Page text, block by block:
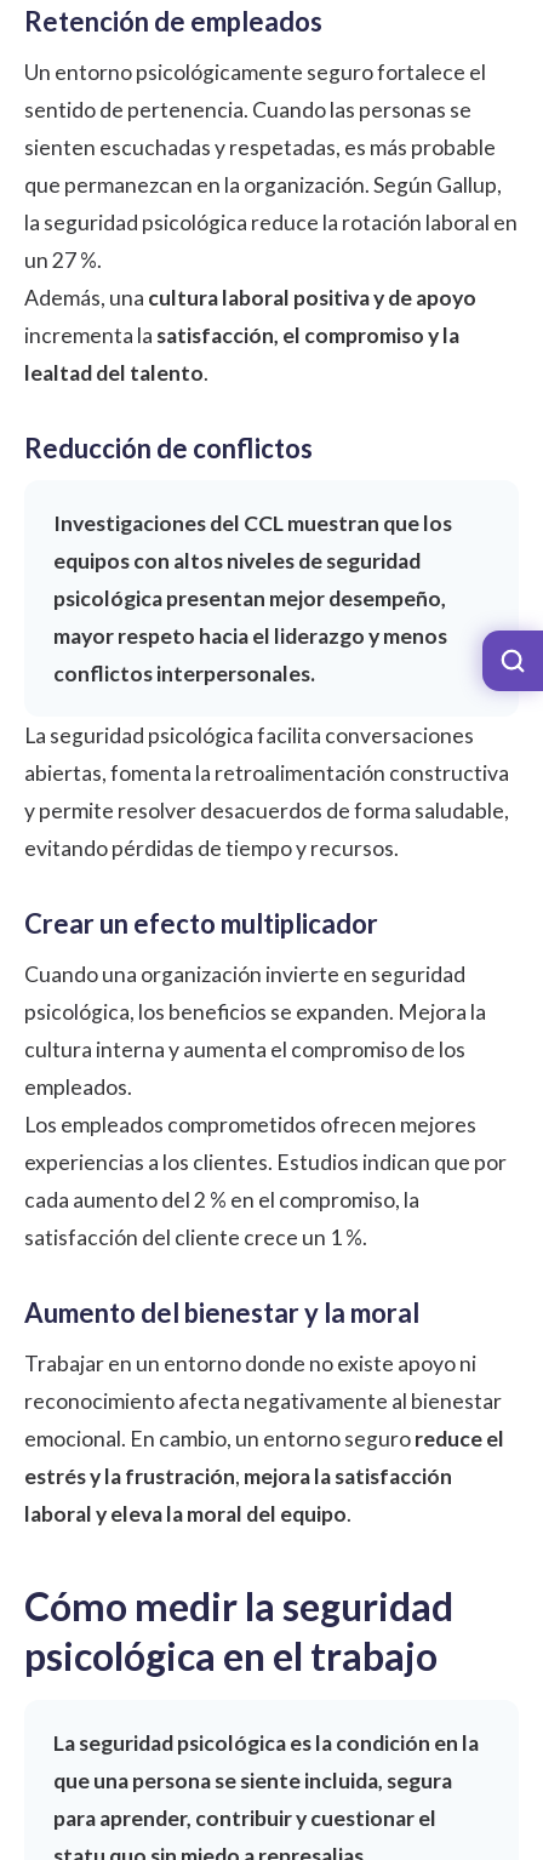
Retención de empleados
Un entorno psicológicamente seguro fortalece el
sentido de pertenencia. Cuando las personas se
sienten escuchadas y respetadas, es más probable
que permanezcan en la organización. Según Gallup,
la seguridad psicológica reduce la rotación laboral en
un 27 %.
Además, una cultura laboral positiva y de apoyo
incrementa la satisfacción, el compromiso y la
lealtad del talento.
Reducción de conflictos
Investigaciones del CCLmuestran que los
equipos con altos niveles de seguridad
psicológica presentan mejor desempeño,
mayor respeto hacia el liderazgo y menos
conflictos interpersonales.
La seguridad psicológica facilita conversaciones
abiertas, fomenta la retroalimentación constructiva
y permite resolver desacuerdos de forma saludable,
evitando pérdidas de tiempo y recursos.
Crear un efecto multiplicador
Cuando una organización invierte en seguridad
psicológica, los beneficios se expanden. Mejora la
cultura interna yaumenta el compromiso de los
empleados.
Los empleados comprometidos ofrecen mejores
experiencias a los clientes. Estudios indican que por
cada aumento del 2 % en el compromiso, la
satisfacción del cliente crece un 1 %.
Aumento del bienestar y la moral
Trabajar en un entorno donde no existe apoyo ni
reconocimiento afecta negativamente al bienestar
emocional. En cambio, un entorno seguroreduce el
estrés y la frustración, mejora la satisfacción
laboral y eleva la moral del equipo.
Cómo medir la seguridad
psicológica en el trabajo
La seguridad psicológica es la condición en la
que una persona se siente incluida, segura
para aprender, contribuir y cuestionar el